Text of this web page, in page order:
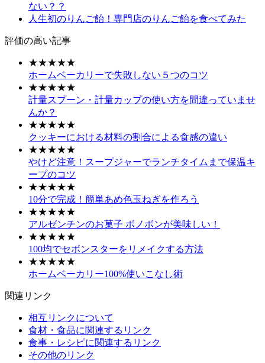
ない？？
人生初のりんご飴！専門店のりんご飴を食べてみた
評価の高い記事
★★★★★
ホームベーカリーで失敗しない５つのコツ
★★★★★
計量スプーン・計量カップの使い方を間違っていませ
んか？
★★★★★
クッキーにおける材料の割合による食感の違い
★★★★★
やけど注意！スープジャーでランチタイムまで保温キ
ープのコツ
★★★★★
10分で完成！簡単あめ色玉ねぎを作ろう
★★★★★
アルゼンチンのお菓子 ボノボンが美味しい！
★★★★★
100均でセボンスターをリメイクする方法
★★★★★
ホームベーカリー100%使いこなし術
関連リンク
相互リンクについて
食材・食品に関連するリンク
食事・レシピに関連するリンク
その他のリンク